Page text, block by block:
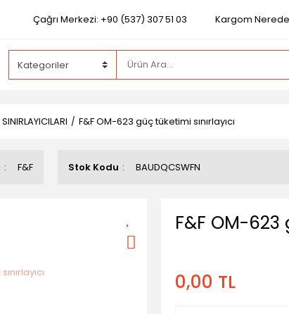
Çağrı Merkezi: +90 (537) 307 51 03 Kargom
F&F OM-623 güç tüketimi sınırlayıcı
F&F Stok Kodu BAUDQCSWFN
F&F OM-623
0,00 TL